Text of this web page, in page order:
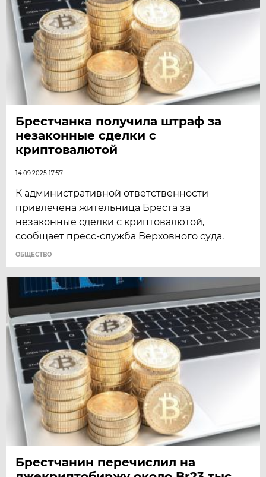
Брестчанка получила штраф за
незаконные сделки с
криптовалютой
14.09.2025 17:57
К административной ответственности
привлечена жительница Бреста за
незаконные сделки с криптовалютой,
сообщает пресс-служба Верховного суда.
ОБЩЕСТВО
Брестчанин перечислил на